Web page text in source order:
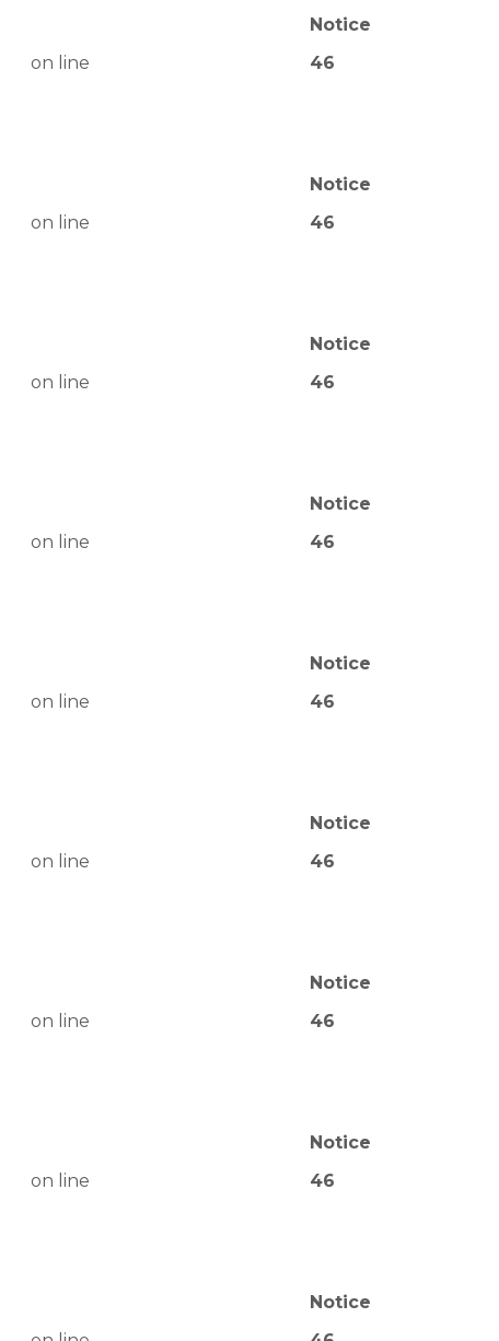
Notice
on line
46
Notice
on line
46
Notice
on line
46
Notice
on line
46
Notice
on line
46
Notice
on line
46
Notice
on line
46
Notice
on line
46
Notice